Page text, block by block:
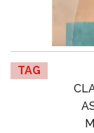
TAG